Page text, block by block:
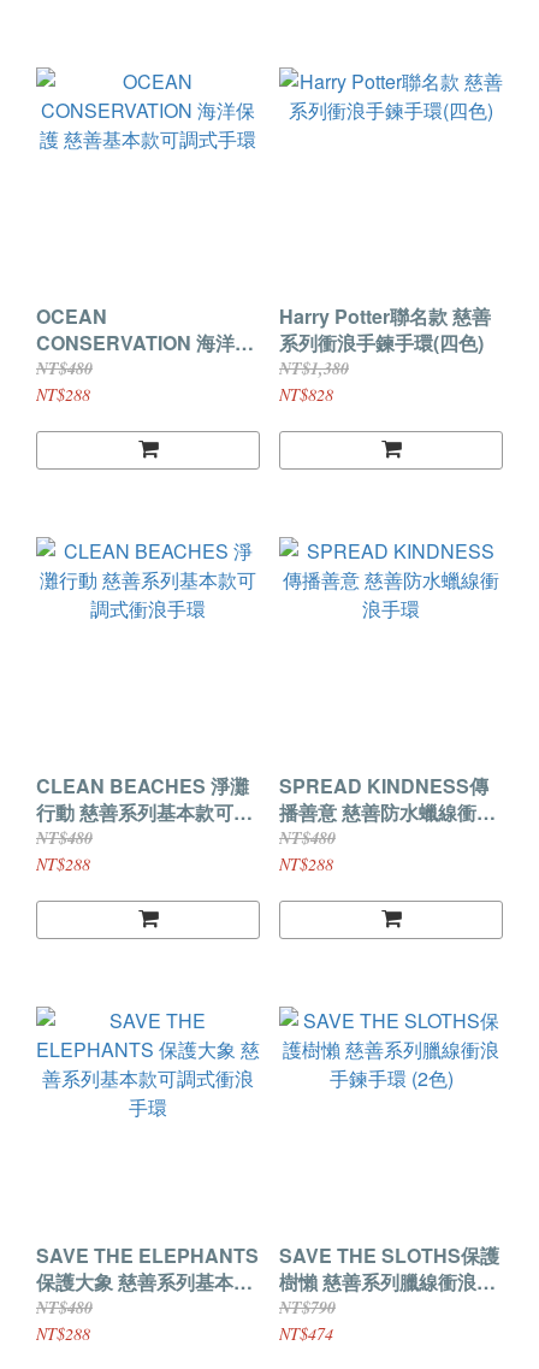
OCEAN
CONSERVATION 海洋保
護 慈善基本款可調式手環
NT$480
NT$288
Harry Potter聯名款 慈善
系列衝浪手鍊手環(四色)
NT$1,380
NT$828
CLEAN BEACHES 淨灘
行動 慈善系列基本款可調
式衝浪手環
NT$480
NT$288
SPREAD KINDNESS傳
播善意 慈善防水蠟線衝浪
手環
NT$480
NT$288
SAVE THE ELEPHANTS
保護大象 慈善系列基本款
可調式衝浪手環
NT$480
NT$288
SAVE THE SLOTHS保護
樹懶 慈善系列臘線衝浪手
鍊手環 (2色)
NT$790
NT$474